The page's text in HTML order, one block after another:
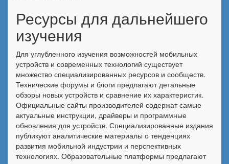
Ресурсы для дальнейшего
изучения
Для углубленного изучения возможностей мобильных
устройств и современных технологий существует
множество специализированных ресурсов и сообществ.
Технические форумы и блоги предлагают детальные
обзоры новых устройств и сравнение их характеристик.
Официальные сайты производителей содержат самые
актуальные инструкции, драйверы и программные
обновления для устройств. Специализированные издания
публикуют аналитические материалы о тенденциях
развития мобильной индустрии и перспективных
технологиях. Образовательные платформы предлагают